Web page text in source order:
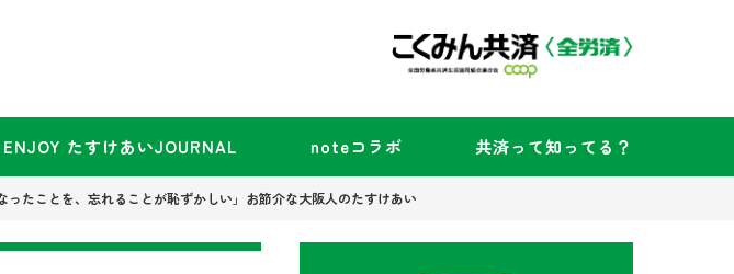
ENJOY たすけあいJOURNAL noteコラボ 共済って知ってる？
ったことを、忘れることが恥ずかしい」お節介な大阪人のたすけあい